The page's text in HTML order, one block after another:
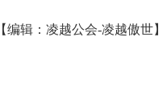
【编辑：凌越公会-凌越傲世】